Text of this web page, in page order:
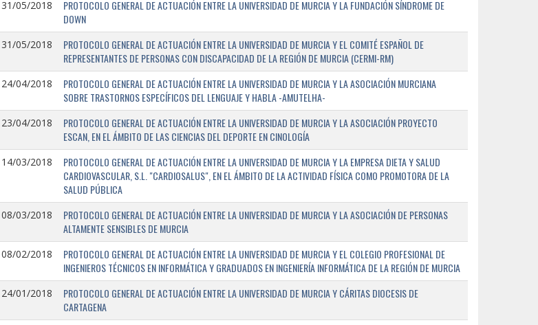
31/05/2018
PROTOCOLO GENERAL DE ACTUACIÓN ENTRE LA UNIVERSIDAD DE MURCIA Y LA FUNDACIÓN SÍNDROME DE
DOWN
31/05/2018
PROTOCOLO GENERAL DE ACTUACIÓN ENTRE LA UNIVERSIDAD DE MURCIA Y EL COMITÉ ESPAÑOL DE
REPRESENTANTES DE PERSONAS CON DISCAPACIDAD DE LA REGIÓN DE MURCIA (CERMI-RM)
24/04/2018
PROTOCOLO GENERAL DE ACTUACIÓN ENTRE LA UNIVERSIDAD DE MURCIA Y LA ASOCIACIÓN MURCIANA
SOBRE TRASTORNOS ESPECÍFICOS DEL LENGUAJE Y HABLA -AMUTELHA-
23/04/2018
PROTOCOLO GENERAL DE ACTUACIÓN ENTRE LA UNIVERSIDAD DE MURCIA Y LA ASOCIACIÓN PROYECTO
ESCAN, EN EL ÁMBITO DE LAS CIENCIAS DEL DEPORTE EN CINOLOGÍA
14/03/2018
PROTOCOLO GENERAL DE ACTUACIÓN ENTRE LA UNIVERSIDAD DE MURCIA Y LA EMPRESA DIETA Y SALUD
CARDIOVASCULAR, S.L. "CARDIOSALUS", EN EL ÁMBITO DE LA ACTIVIDAD FÍSICA COMO PROMOTORA DE LA
SALUD PÚBLICA
08/03/2018
PROTOCOLO GENERAL DE ACTUACIÓN ENTRE LA UNIVERSIDAD DE MURCIA Y LA ASOCIACIÓN DE PERSONAS
ALTAMENTE SENSIBLES DE MURCIA
08/02/2018
PROTOCOLO GENERAL DE ACTUACIÓN ENTRE LA UNIVERSIDAD DE MURCIA Y EL COLEGIO PROFESIONAL DE
INGENIEROS TÉCNICOS EN INFORMÁTICA Y GRADUADOS EN INGENIERÍA INFORMÁTICA DE LA REGIÓN DE MURCIA
24/01/2018
PROTOCOLO GENERAL DE ACTUACIÓN ENTRE LA UNIVERSIDAD DE MURCIA Y CÁRITAS DIOCESIS DE
CARTAGENA